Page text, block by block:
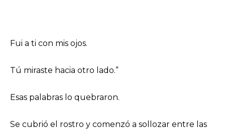
Fui a ti con mis ojos.
Tú miraste hacia otro lado.”
Esas palabras lo quebraron.
Se cubrió el rostro y comenzó a sollozar entre las